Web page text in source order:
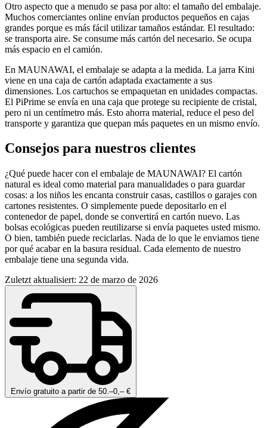
Otro aspecto que a menudo se pasa por alto: el tamaño del embalaje.
Muchos comerciantes online envían productos pequeños en cajas
grandes porque es más fácil utilizar tamaños estándar. El resultado:
se transporta aire. Se consume más cartón del necesario. Se ocupa
más espacio en el camión.
En MAUNAWAI, el embalaje se adapta a la medida. La jarra Kini
viene en una caja de cartón adaptada exactamente a sus
dimensiones. Los cartuchos se empaquetan en unidades compactas.
El PiPrime se envía en una caja que protege su recipiente de cristal,
pero ni un centímetro más. Esto ahorra material, reduce el peso del
transporte y garantiza que quepan más paquetes en un mismo envío.
Consejos para nuestros clientes
¿Qué puede hacer con el embalaje de MAUNAWAI? El cartón
natural es ideal como material para manualidades o para guardar
cosas: a los niños les encanta construir casas, castillos o garajes con
cartones resistentes. O simplemente puede depositarlo en el
contenedor de papel, donde se convertirá en cartón nuevo. Las
bolsas ecológicas pueden reutilizarse si envía paquetes usted mismo.
O bien, también puede reciclarlas. Nada de lo que le enviamos tiene
por qué acabar en la basura residual. Cada elemento de nuestro
embalaje tiene una segunda vida.
Zuletzt aktualisiert: 22 de marzo de 2026
Envío gratuito a partir de 50.–0,– €